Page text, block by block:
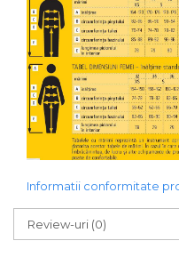
Informatii conformitate
Review-uri (0)